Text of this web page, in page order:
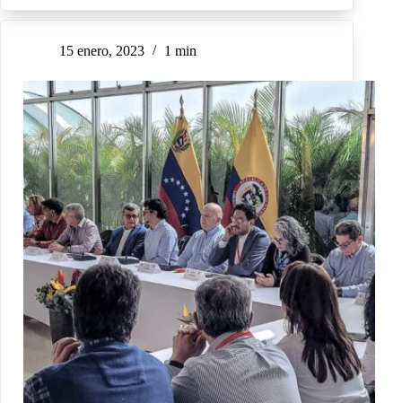
15 enero, 2023 1 min